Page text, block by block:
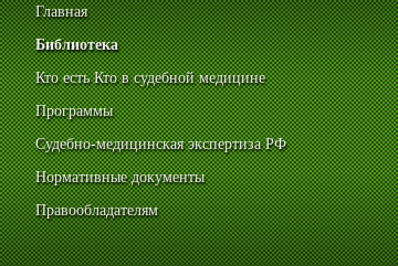
Главная
Библиотека
Кто есть Кто в судебной медицине
Программы
Судебно-медицинская экспертиза РФ
Нормативные документы
Правообладателям